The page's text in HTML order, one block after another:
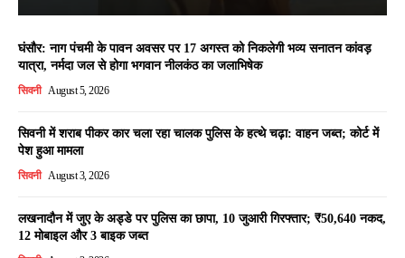
घंसौर: नाग पंचमी के पावन अवसर पर 17 अगस्त को निकलेगी भव्य सनातन कांवड़
यात्रा, नर्मदा जल से होगा भगवान नीलकंठ का जलाभिषेक
सिवनी August 5, 2026
सिवनी में शराब पीकर कार चला रहा चालक पुलिस के हत्थे चढ़ा: वाहन जब्त; कोर्ट में
पेश हुआ मामला
सिवनी August 3, 2026
लखनादौन में जुए के अड्डे पर पुलिस का छापा, 10 जुआरी गिरफ्तार; ₹50,640 नकद,
12 मोबाइल और 3 बाइक जब्त